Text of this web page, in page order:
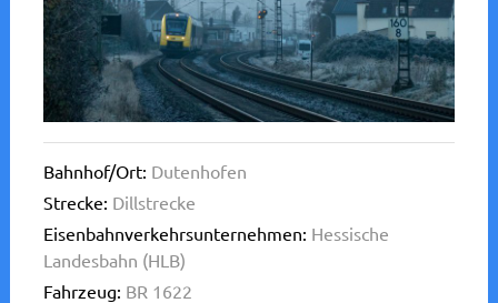
Bahnhof/Ort: Dutenhofen
Strecke: Dillstrecke
Eisenbahnverkehrsunternehmen: Hessische
Landesbahn (HLB)
Fahrzeug: BR 1622